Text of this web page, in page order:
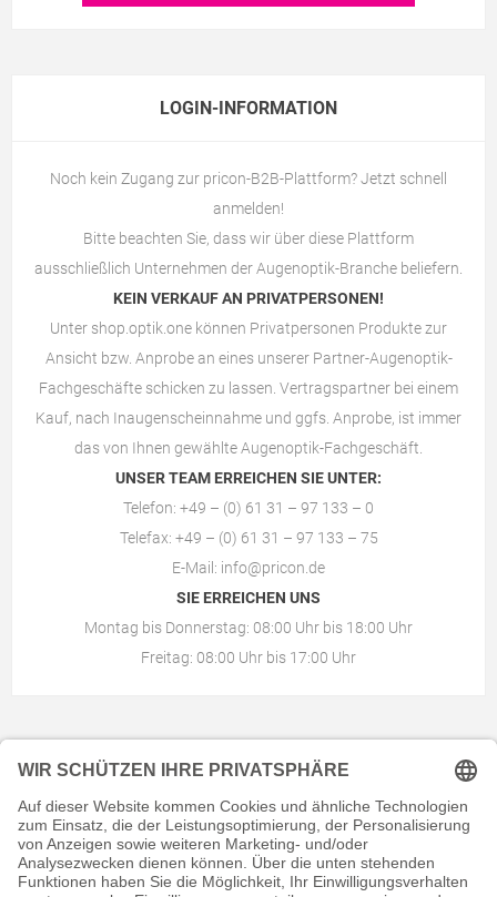
LOGIN-INFORMATION
Noch kein Zugang zur pricon-B2B-Plattform? Jetzt schnell
anmelden!
Bitte beachten Sie, dass wir über diese Plattform
ausschließlich Unternehmen der Augenoptik-Branche beliefern.
KEIN VERKAUF AN PRIVATPERSONEN!
Unter shop.optik.one können Privatpersonen Produkte zur
Ansicht bzw. Anprobe an eines unserer Partner-Augenoptik-
Fachgeschäfte schicken zu lassen. Vertragspartner bei einem
Kauf, nach Inaugenscheinnahme und ggfs. Anprobe, ist immer
das von Ihnen gewählteAugenoptik-Fachgeschäft
UNSER TEAM ERREICHEN SIE UNTER:
Telefon: +49 – (0) 61 31 – 97 133 – 0
Telefax: +49 – (0) 61 31 – 97 133 – 75
E-Mail: info@pricon.de
SIE ERREICHEN UNS
Montag bis Donnerstag: 08:00 Uhr bis 18:00 Uhr
Freitag: 08:00 Uhr bis 17:00 Uhr